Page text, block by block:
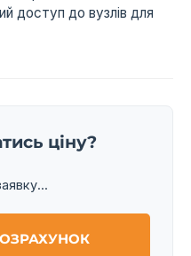
доступ до вузлів для
ціну?